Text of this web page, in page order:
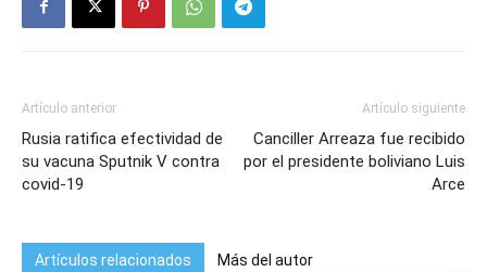
Artículo anterior
Rusia ratifica efectividad de
su vacuna Sputnik V contra
covid-19
Artículo siguiente
Canciller Arreaza fue recibido
por el presidente boliviano Luis
Arce
Artículos relacionados Más del autor